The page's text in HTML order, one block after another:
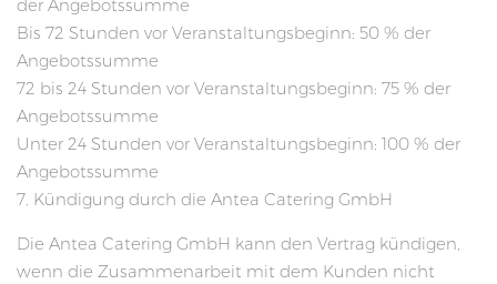
der Angebotssumme
Bis 72 Stunden vor Veranstaltungsbeginn: 50 % der
Angebotssumme
72 bis 24 Stunden vor Veranstaltungsbeginn: 75 % der
Angebotssumme
Unter 24 Stunden vor Veranstaltungsbeginn: 100 % der
Angebotssumme
7. Kündigung durch die Antea Catering GmbH
Die Antea Catering GmbH kann den Vertrag kündigen,
wenn die Zusammenarbeit mit dem Kunden nicht